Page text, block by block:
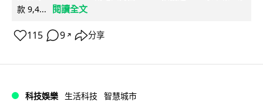
款 9,4...
閱讀全文
115 9 ↗ 分享
科技娛樂 生活科技 智慧城市